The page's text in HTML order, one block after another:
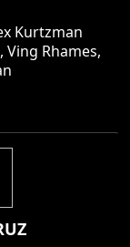
Kurtzman
Ving Rhames,